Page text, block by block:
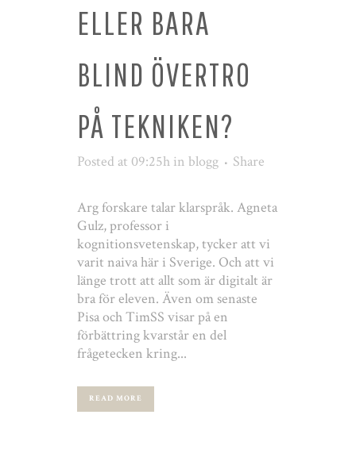
ELLER BARA
BLIND ÖVERTRO
PÅ TEKNIKEN?
Posted at 09:25h in blogg Share
Arg forskare talar klarspråk. Agneta
Gulz, professor i
kognitionsvetenskap, tycker att vi
varit naiva här i Sverige. Och att vi
länge trott att allt som är digitalt är
bra för eleven. Även om senaste
Pisa och TimSS visar på en
förbättring kvarstår en del
frågetecken kring...
READ MORE